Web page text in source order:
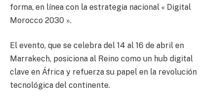
forma, en línea con la estrategia nacional « Digital
Morocco 2030 ».
El evento, que se celebra del 14 al 16 de abril en
Marrakech, posiciona al Reino como un hub digital
clave en África y refuerza su papel en la revolución
tecnológica del continente.